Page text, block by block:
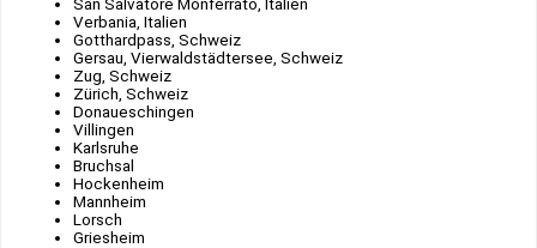
San Salvatore Monferrato, Italien
Verbania, Italien
Gotthardpass, Schweiz
Gersau, Vierwaldstädtersee, Schweiz
Zug, Schweiz
Zürich, Schweiz
Donaueschingen
Villingen
Karlsruhe
Bruchsal
Hockenheim
Mannheim
Lorsch
Griesheim